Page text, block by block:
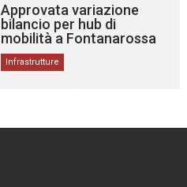
Approvata variazione
bilancio per hub di
mobilità a Fontanarossa
Infrastrutture